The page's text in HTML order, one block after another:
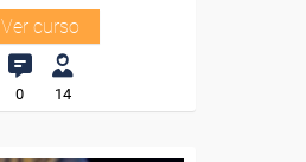
Ver curso
0 14